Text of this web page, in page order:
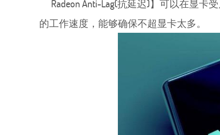
Radeon Anti-Lag(抗延迟)】可以在显卡
的工作速度，能够确保不超显卡太多。